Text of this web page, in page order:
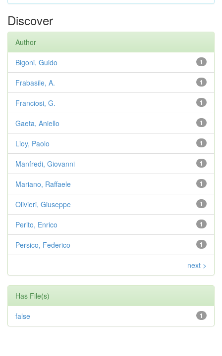
Discover
Author
1
Bigoni, Guido
1
Frabasile, A.
1
Franciosi, G.
1
Gaeta, Aniello
1
Lioy, Paolo
1
Manfredi, Giovanni
1
Mariano, Raffaele
1
Olivieri, Giuseppe
1
Perito, Enrico
1
Persico, Federico
next >
Has File(s)
1
false